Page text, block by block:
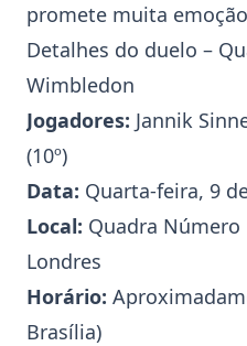
promete muita
Detalhes do duelo –
Wimbledon
Jogadores: Jannik
(10º)
Data: Quarta-feira, 9
Local: Quadra Número
Londres
Horário:
Brasília)